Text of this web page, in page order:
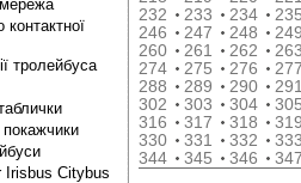
тролейбуса
Irisbus Citybus
232
233 234
246
247 248
260
261 262
274
275 276
288
289 290
302
303 304
316
317 318
330
331 332
344
345 346